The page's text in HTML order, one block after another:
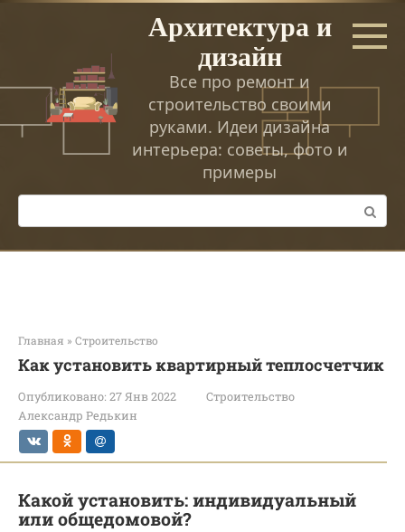
Перейти
Архитектура и
дизайн
Все про ремонт и
строительство своими
руками. Идеи дизайна
интерьера: советы, фото и
примеры
Поиск:
Главная » Строительство
Как установить квартирный теплосчетчик
Опубликовано: 27 Янв 2022
Строительство
Александр Редькин
Какой установить: индивидуальный
или общедомовой?